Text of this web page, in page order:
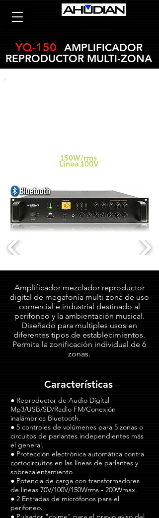
YQ-150
AMPLIFICADOR
REPRODUCTOR MULTI-ZONA
150W/rms
Línea 100V
Amplificador mezclador reproductor
digital de megafonía multi-zona de uso
comercial e industrial destinado al
perifoneo y la ambientación musical.
Diseñado para multiples usos en
diferentes tipos de establecimientos.
Permite la zonificación individual de 6
zonas.
Características
● Reproductor de Audio Digital
Mp3/USB/SD/Radio FM/Conexión
inalámbrica Bluetooth.
● 5 controles de volúmenes para 5 zonas o
circuitos de parlantes independientes más
el general.
● Protección electrónica automática contra
cortocircuitos en las líneas de parlantes y
sobrecalentamiento.
● Potencia de carga con transformadores
de líneas 70V/100V/150Wrms ‐ 200Wmax.
● 2 Entradas de micrófonos para el
perifoneo.